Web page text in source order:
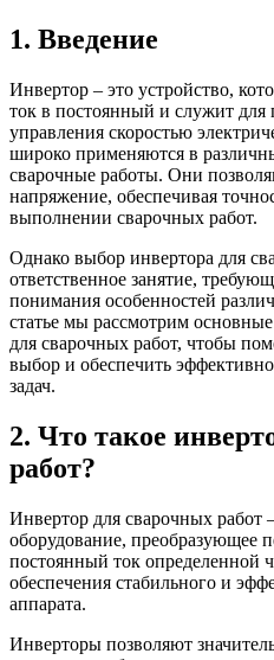
1. Введение
Инвертор – это устройство,
ток в постоянный и служит для
управления скоростью
широко применяются в
сварочные работы. Они
напряжение, обеспечивая
выполнении сварочных работ.
Однако выбор инвертора для
ответственное занятие,
понимания особенностей
статье мы рассмотрим
для сварочных работ, чтобы
выбор и обеспечить
задач.
2. Что такое
работ?
Инвертор для сварочных работ
оборудование, преобразующее
постоянный ток определенной
обеспечения стабильного и
аппарата.
Инверторы позволяют